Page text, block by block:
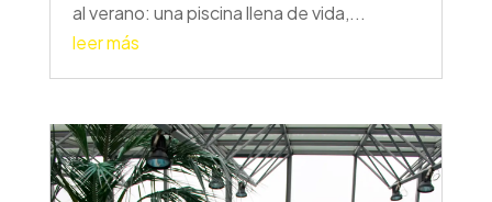
al verano: una piscina llena de vida,...
leer más